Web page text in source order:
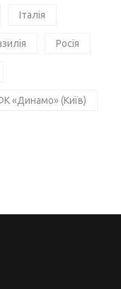
Італія
Росія
«Динамо» (Київ)